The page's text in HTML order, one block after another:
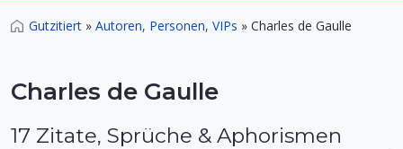
Gutzitiert » Autoren, Personen, VIPs » Charles de Gaulle
Charles de Gaulle
17 Zitate, Sprüche & Aphorismen